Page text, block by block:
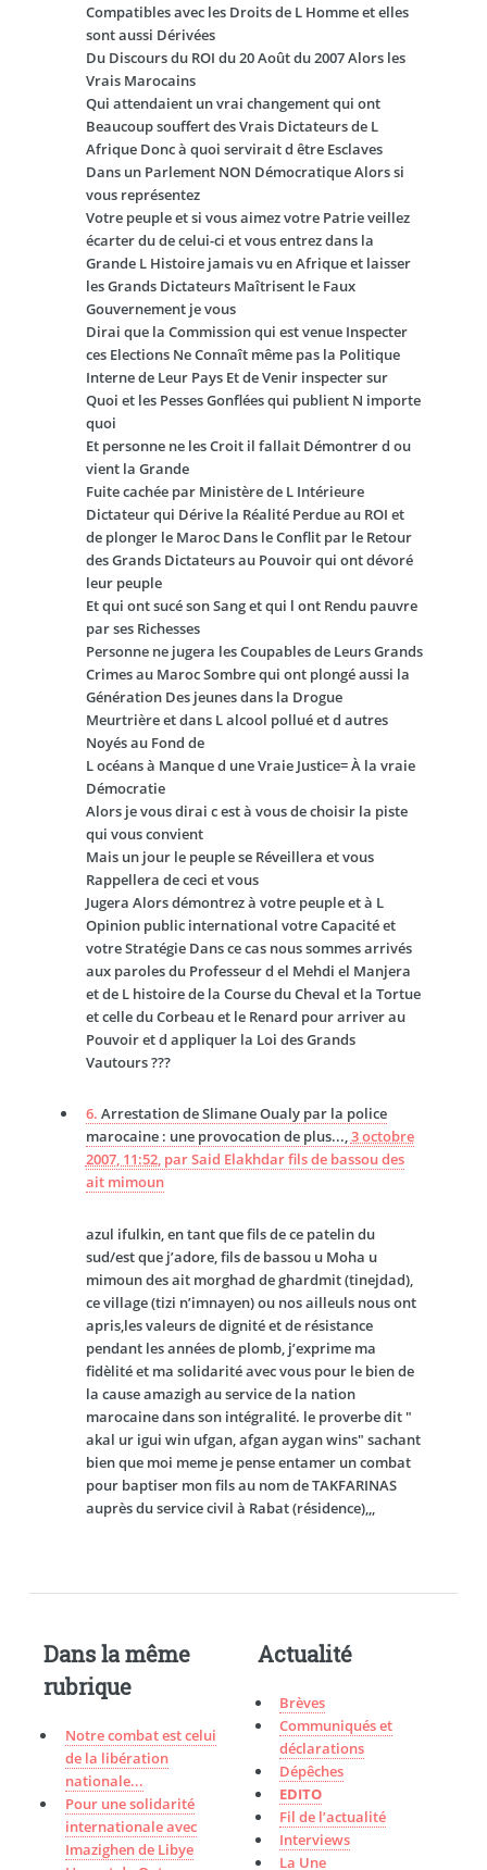
Compatibles avec les Droits de L Homme et elles
sont aussi Dérivées
Du Discours du ROI du 20 Août du 2007 Alors les
Vrais Marocains
Qui attendaient un vrai changement qui ont
Beaucoup souffert des Vrais Dictateurs de L
Afrique Donc à quoi servirait d être Esclaves
Dans un Parlement NON Démocratique Alors si
vous représentez
Votre peuple et si vous aimez votre Patrie veillez
écarter du de celui-ci et vous entrez dans la
Grande L Histoire jamais vu en Afrique et laisser
les Grands Dictateurs Maîtrisent le Faux
Gouvernement je vous
Dirai que la Commission qui est venue Inspecter
ces Elections Ne Connaît même pas la Politique
Interne de Leur Pays Et de Venir inspecter sur
Quoi et les Pesses Gonflées qui publient N importe
quoi
Et personne ne les Croit il fallait Démontrer d ou
vient la Grande
Fuite cachée par Ministère de L Intérieure
Dictateur qui Dérive la Réalité Perdue au ROI et
de plonger le Maroc Dans le Conflit par le Retour
des Grands Dictateurs au Pouvoir qui ont dévoré
leur peuple
Et qui ont sucé son Sang et qui l ont Rendu pauvre
par ses Richesses
Personne ne jugera les Coupables de Leurs Grands
Crimes au Maroc Sombre qui ont plongé aussi la
Génération Des jeunes dans la Drogue
Meurtrière et dans L alcool pollué et d autres
Noyés au Fond de
L océans à Manque d une Vraie Justice= À la vraie
Démocratie
Alors je vous dirai c est à vous de choisir la piste
qui vous convient
Mais un jour le peuple se Réveillera et vous
Rappellera de ceci et vous
Jugera Alors démontrez à votre peuple et à L
Opinion public international votre Capacité et
votre Stratégie Dans ce cas nous sommes arrivés
aux paroles du Professeur d el Mehdi el Manjera
et de L histoire de la Course du Cheval et la Tortue
et celle du Corbeau et le Renard pour arriver au
Pouvoir et d appliquer la Loi des Grands
Vautours ???
6. Arrestation de Slimane Oualy par la police
marocaine : une provocation de plus...,3 octobre
2007, 11:52, parSaid Elakhdar fils de bassou des
ait mimoun
azul ifulkin, en tant que fils de ce patelin du
sud/est que j’adore, fils de bassou u Moha u
mimoun des ait morghad de ghardmit (tinejdad),
ce village (tizi n’imnayen) ou nos ailleuls nous ont
apris,les valeurs de dignité et de résistance
pendant les années de plomb, j’exprime ma
fidèlité et ma solidarité avec vous pour le bien de
la cause amazigh au service de la nation
marocaine dans son intégralité. le proverbe dit "
akal ur igui win ufgan, afgan aygan wins" sachant
bien que moi meme je pense entamer un combat
pour baptiser mon fils au nom de TAKFARINAS
auprès du service civil à Rabat (résidence),,,
Dans la même
rubrique
Notre combat est celui
de la libération
nationale...
Pour une solidarité
internationale avec
Imazighen de Libye
Actualité
Brèves
Communiqués et
déclarations
Dépêches
EDITO
Fil de l’actualité
Interviews
La Une